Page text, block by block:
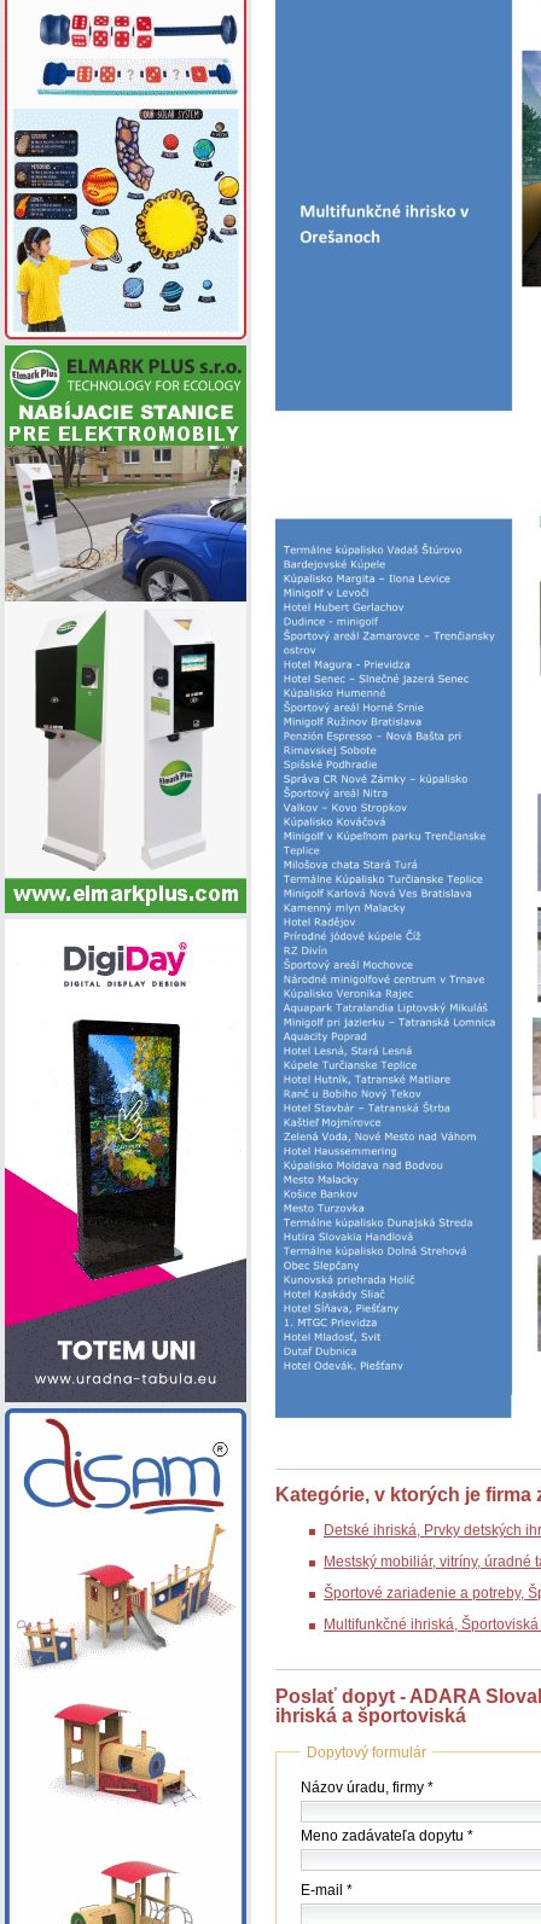
Kategórie, v ktorých je firma
Detské ihriská, Prvky detských
Mestský mobiliár, vitríny, úradné
Športové zariadenie a potreby,
Multifunkčné ihriská,
Poslať dopyt - ADARA
ihriská a športoviská
Dopytový formulár
Názov
(firmy
/
úradu)
Názov úradu, firmy *
Meno zadávateľa dopytu *
E-mail *